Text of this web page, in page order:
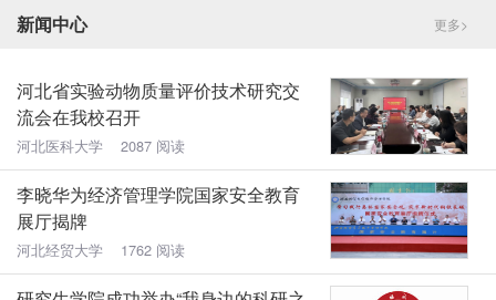
新闻中心 更多>
河北省实验动物质量评价技术研究交
流会在我校召开
河北医科大学 2087 阅读
李晓华为经济管理学院国家安全教育
展厅揭牌
河北经贸大学 1762 阅读